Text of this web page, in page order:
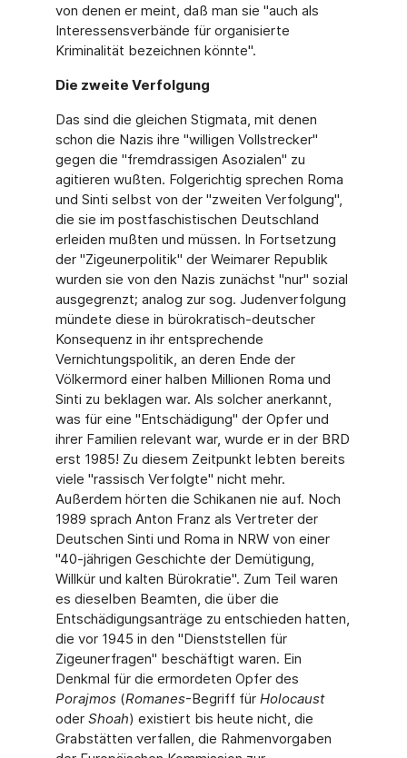
von denen er meint, daß man sie "auch als
Interessensverbände für organisierte
Kriminalität bezeichnen könnte".
Die zweite Verfolgung
Das sind die gleichen Stigmata, mit denen
schon die Nazis ihre "willigen Vollstrecker"
gegen die "fremdrassigen Asozialen" zu
agitieren wußten. Folgerichtig sprechen Roma
und Sinti selbst von der "zweiten Verfolgung",
die sie im postfaschistischen Deutschland
erleiden mußten und müssen. In Fortsetzung
der "Zigeunerpolitik" der Weimarer Republik
wurden sie von den Nazis zunächst "nur" sozial
ausgegrenzt; analog zur sog. Judenverfolgung
mündete diese in bürokratisch-deutscher
Konsequenz in ihr entsprechende
Vernichtungspolitik, an deren Ende der
Völkermord einer halben Millionen Roma und
Sinti zu beklagen war. Als solcher anerkannt,
was für eine "Entschädigung" der Opfer und
ihrer Familien relevant war, wurde er in der BRD
erst 1985! Zu diesem Zeitpunkt lebten bereits
viele "rassisch Verfolgte" nicht mehr.
Außerdem hörten die Schikanen nie auf. Noch
1989 sprach Anton Franz als Vertreter der
Deutschen Sinti und Roma in NRW von einer
"40-jährigen Geschichte der Demütigung,
Willkür und kalten Bürokratie". Zum Teil waren
es dieselben Beamten, die über die
Entschädigungsanträge zu entschieden hatten,
die vor 1945 in den "Dienststellen für
Zigeunerfragen" beschäftigt waren. Ein
Denkmal für die ermordeten Opfer des
Porajmos(Romanes-Begriff für Holocaust
oder Shoah) existiert bis heute nicht, die
Grabstätten verfallen, die Rahmenvorgaben